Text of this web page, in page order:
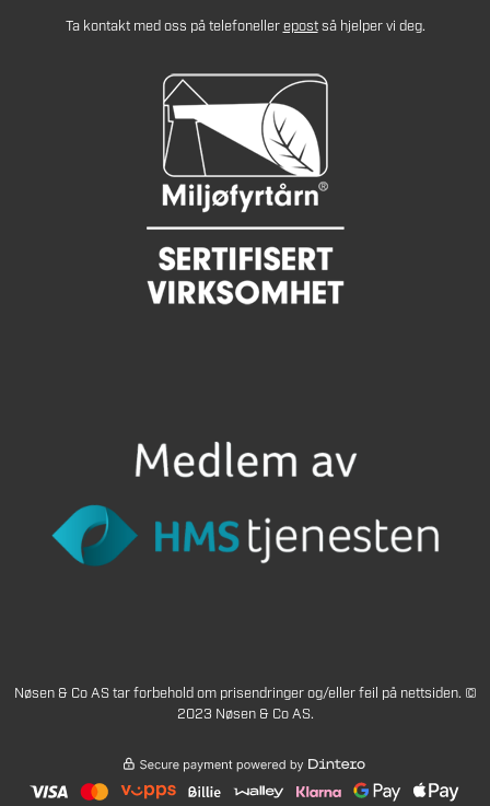
Ta kontakt med oss på telefonellerepostså hjelper vi deg.
Nøsen & Co AS tar forbehold om prisendringer og/eller feil på nettsiden. ©
2023 Nøsen & Co AS.